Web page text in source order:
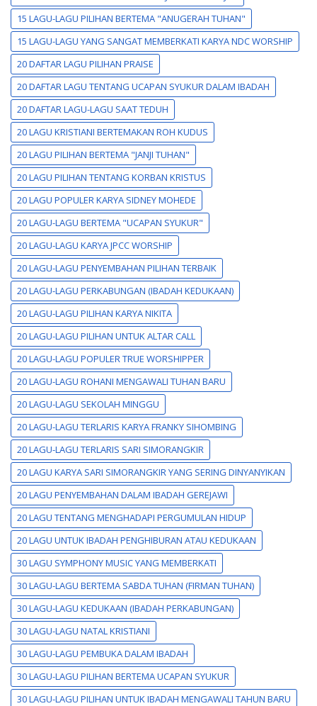
15 LAGU-LAGU PILIHAN BERTEMA "ANUGERAH TUHAN"
15 LAGU-LAGU YANG SANGAT MEMBERKATI KARYA NDC WORSHIP
20 DAFTAR LAGU PILIHAN PRAISE
20 DAFTAR LAGU TENTANG UCAPAN SYUKUR DALAM IBADAH
20 DAFTAR LAGU-LAGU SAAT TEDUH
20 LAGU KRISTIANI BERTEMAKAN ROH KUDUS
20 LAGU PILIHAN BERTEMA "JANJI TUHAN"
20 LAGU PILIHAN TENTANG KORBAN KRISTUS
20 LAGU POPULER KARYA SIDNEY MOHEDE
20 LAGU-LAGU BERTEMA "UCAPAN SYUKUR"
20 LAGU-LAGU KARYA JPCC WORSHIP
20 LAGU-LAGU PENYEMBAHAN PILIHAN TERBAIK
20 LAGU-LAGU PERKABUNGAN (IBADAH KEDUKAAN)
20 LAGU-LAGU PILIHAN KARYA NIKITA
20 LAGU-LAGU PILIHAN UNTUK ALTAR CALL
20 LAGU-LAGU POPULER TRUE WORSHIPPER
20 LAGU-LAGU ROHANI MENGAWALI TUHAN BARU
20 LAGU-LAGU SEKOLAH MINGGU
20 LAGU-LAGU TERLARIS KARYA FRANKY SIHOMBING
20 LAGU-LAGU TERLARIS SARI SIMORANGKIR
20 LAGU KARYA SARI SIMORANGKIR YANG SERING DINYANYIKAN
20 LAGU PENYEMBAHAN DALAM IBADAH GEREJAWI
20 LAGU TENTANG MENGHADAPI PERGUMULAN HIDUP
20 LAGU UNTUK IBADAH PENGHIBURAN ATAU KEDUKAAN
30 LAGU SYMPHONY MUSIC YANG MEMBERKATI
30 LAGU-LAGU BERTEMA SABDA TUHAN (FIRMAN TUHAN)
30 LAGU-LAGU KEDUKAAN (IBADAH PERKABUNGAN)
30 LAGU-LAGU NATAL KRISTIANI
30 LAGU-LAGU PEMBUKA DALAM IBADAH
30 LAGU-LAGU PILIHAN BERTEMA UCAPAN SYUKUR
30 LAGU-LAGU PILIHAN UNTUK IBADAH MENGAWALI TAHUN BARU